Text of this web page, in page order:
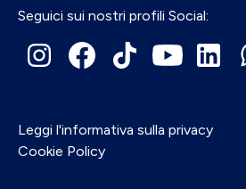
Seguici sui nostri profili Social:
Leggi l'informativa sulla privacy
Cookie Policy